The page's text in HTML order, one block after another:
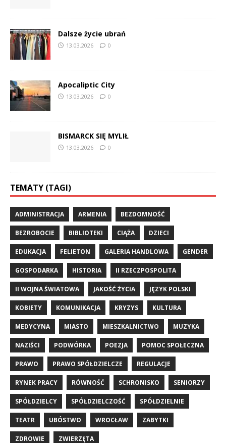
Dalsze życie ubrań
13.03.2026 0
Apocaliptic City
13.03.2026 0
BISMARCK SIĘ MYLIŁ
13.03.2026 0
TEMATY (TAGI)
ADMINISTRACJA ARMENIA BEZDOMNOŚĆ
BEZROBOCIE BIBLIOTEKI CIĄŻA DZIECI
EDUKACJA FELIETON GALERIA HANDLOWA GENDER
GOSPODARKA HISTORIA II RZECZPOSPOLITA
II WOJNA ŚWIATOWA JAKOŚĆ ŻYCIA JĘZYK POLSKI
KOBIETY KOMUNIKACJA KRYZYS KULTURA
MEDYCYNA MIASTO MIESZKALNICTWO MUZYKA
NAZIŚCI PODWÓRKA POEZJA POMOC SPOŁECZNA
PRAWO PRAWO SPÓŁDZIELCZE REGULACJE
RYNEK PRACY RÓWNOŚĆ SCHRONISKO SENIORZY
SPÓŁDZIELCY SPÓŁDZIELCZOŚĆ SPÓŁDZIELNIE
TEATR UBÓSTWO WROCŁAW ZABYTKI
ZDROWIE ZWIERZĘTA